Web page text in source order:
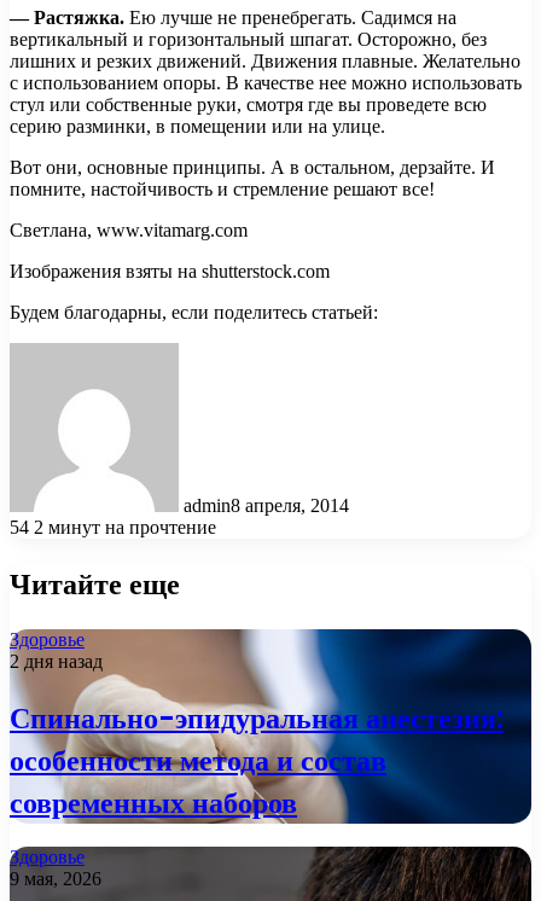
— Растяжка. Ею лучше не пренебрегать. Садимся на
вертикальный и горизонтальный шпагат. Осторожно, без
лишних и резких движений. Движения плавные. Желательно
с использованием опоры. В качестве нее можно использовать
стул или собственные руки, смотря где вы проведете всю
серию разминки, в помещении или на улице.
Вот они, основные принципы. А в остальном, дерзайте. И
помните, настойчивость и стремление решают все!
Светлана, www.vitamarg.com
Изображения взяты на shutterstock.com
Будем благодарны, если поделитесь статьей:
admin8 апреля, 2014
54 2 минут на прочтение
Читайте еще
Здоровье
2 дня назад
Спинально-эпидуральная анестезия:
особенности метода и состав
современных наборов
Здоровье
9 мая, 2026